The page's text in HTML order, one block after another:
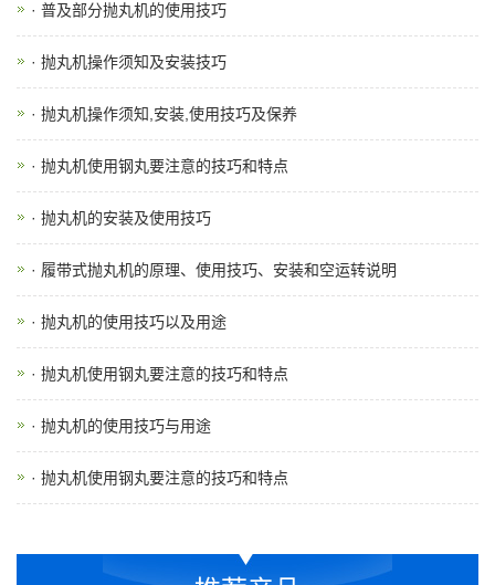
· 普及部分抛丸机的使用技巧
· 抛丸机操作须知及安装技巧
· 抛丸机操作须知,安装,使用技巧及保养
· 抛丸机使用钢丸要注意的技巧和特点
· 抛丸机的安装及使用技巧
· 履带式抛丸机的原理、使用技巧、安装和空运转说明
· 抛丸机的使用技巧以及用途
· 抛丸机使用钢丸要注意的技巧和特点
· 抛丸机的使用技巧与用途
· 抛丸机使用钢丸要注意的技巧和特点